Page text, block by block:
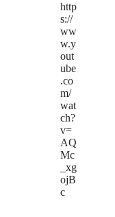
http
s://
ww
w.y
out
ube
.co
m/
wat
ch?
v=
AQ
Mc
_xg
ojB
c